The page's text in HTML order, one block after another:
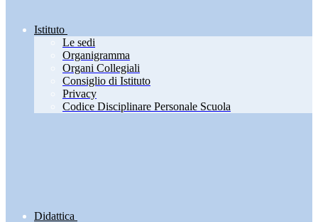
Istituto
Le sedi
Organigramma
Organi Collegiali
Consiglio di Istituto
Privacy
Codice Disciplinare Personale Scuola
Didattica